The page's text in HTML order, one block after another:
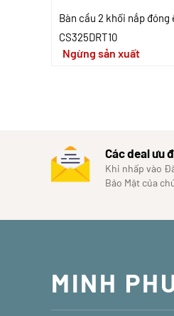
Bàn cầu 2 khối nắp đóng
CS325DRT10
Ngừng sản xuất
Các deal ưu
Khi nhấp vào
Bảo Mật của
MINH